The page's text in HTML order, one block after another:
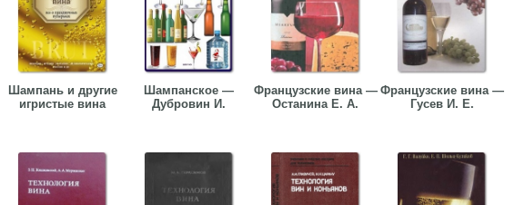
Шампань и другие
игристые вина
Шампанское —
Дубровин И.
Французские вина —
Останина Е. А.
Французские вина —
Гусев И. Е.